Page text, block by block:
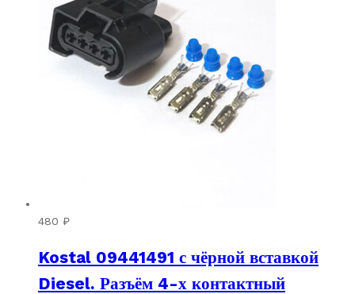
480 ₽
Kostal 09441491 с чёрной вставкой
Diesel. Разъём 4-х контактный